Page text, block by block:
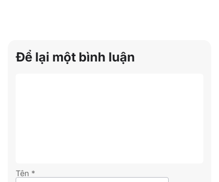
Để lại một bình luận
Tên *